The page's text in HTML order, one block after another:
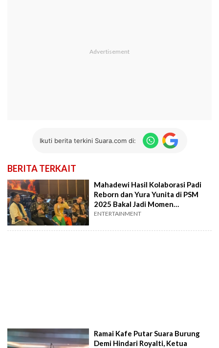
Ikuti berita terkini Suara.com di:
BERITA TERKAIT
Mahadewi Hasil Kolaborasi Padi
Reborn dan Yura Yunita di PSM
2025 Bakal Jadi Momen
Monumental
ENTERTAINMENT
Ramai Kafe Putar Suara Burung
Demi Hindari Royalti, Ketua